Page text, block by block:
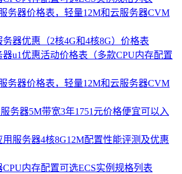
务器价格表，轻量12M和云服务器CVM
器优惠（2核4G和4核8G）价格表
器u1优惠活动价格表（多款CPU内存配置
务器价格表，轻量12M和云服务器CVM
务器5M带宽3年1751元价格便宜可以入
服务器4核8G12M配置性能评测及优惠
CPU内存配置可选ECS实例规格列表